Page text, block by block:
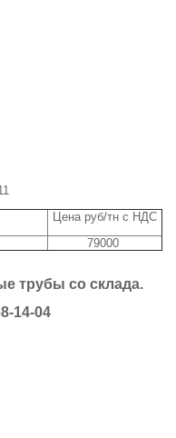
Цена руб/тн с НДС
79000
трубы со склада.
14-04